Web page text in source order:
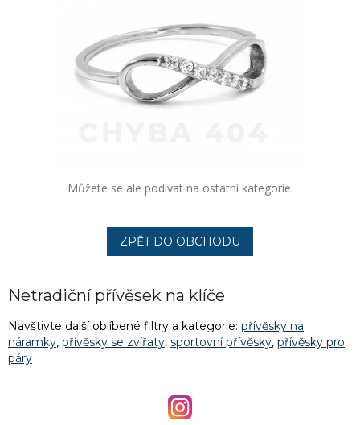
Můžete se ale podívat na ostatní kategorie.
ZPĚT DO OBCHODU
Netradiční přívěsek na klíče
Navštivte další oblíbené filtry a kategorie: přívěsky na
náramky, přívěsky se zvířaty, sportovní přívěsky, přívěsky pro
páry